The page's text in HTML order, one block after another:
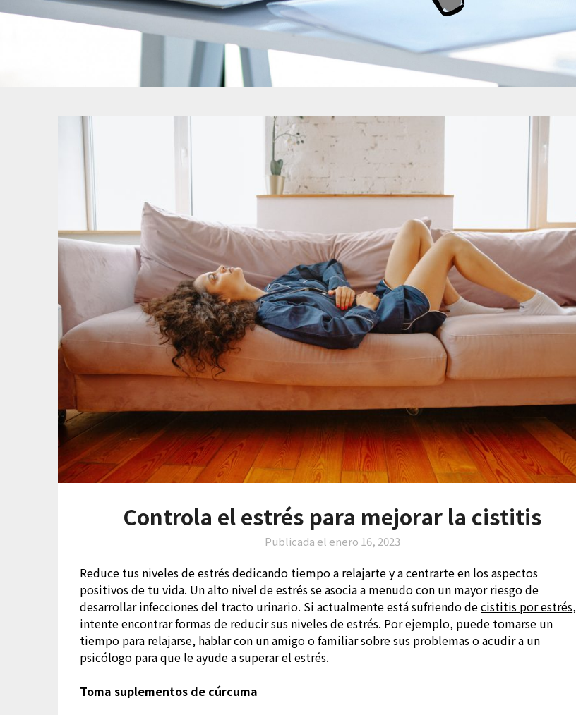
Controla el estrés para mejorar la cistitis
Publicada el enero 16, 2023
Reduce tus niveles de estrés dedicando tiempo a relajarte y a centrarte en los aspectos
positivos de tu vida. Un alto nivel de estrés se asocia a menudo con un mayor riesgo de
desarrollar infecciones del tracto urinario. Si actualmente está sufriendo decistitis por estrés,
intente encontrar formas de reducir sus niveles de estrés. Por ejemplo, puede tomarse un
tiempo para relajarse, hablar con un amigo o familiar sobre sus problemas o acudir a un
psicólogo para que le ayude a superar el estrés.
Toma suplementos de cúrcuma